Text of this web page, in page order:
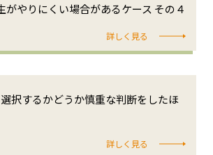
がやりにくい場合があるケース その４
詳しく見る
択するかどうか慎重な判断をしたほ
詳しく見る